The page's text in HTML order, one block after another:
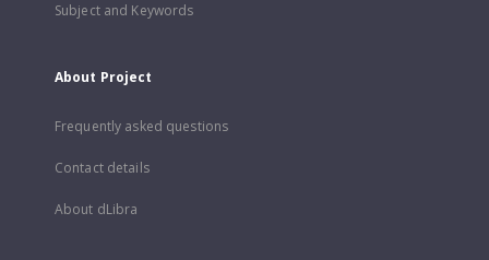
Subject and Keywords
About Project
Frequently asked questions
Contact details
About dLibra